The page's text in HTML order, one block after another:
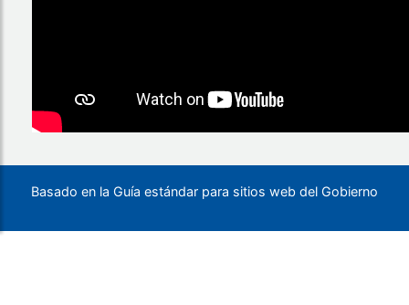
Basado en la Guía estándar para sitios web del Gobierno